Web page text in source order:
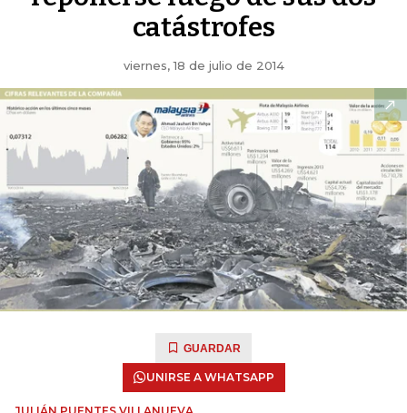
catástrofes
viernes, 18 de julio de 2014
GUARDAR
UNIRSE A WHATSAPP